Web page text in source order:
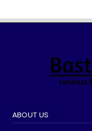
ABOUT US